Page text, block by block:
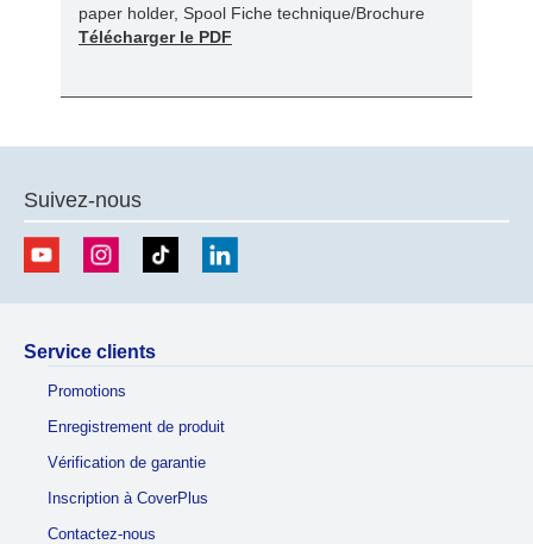
paper holder, Spool Fiche technique/Brochure
Télécharger le PDF
Suivez-nous
Service clients
Promotions
Enregistrement de produit
Vérification de garantie
Inscription à CoverPlus
Contactez-nous